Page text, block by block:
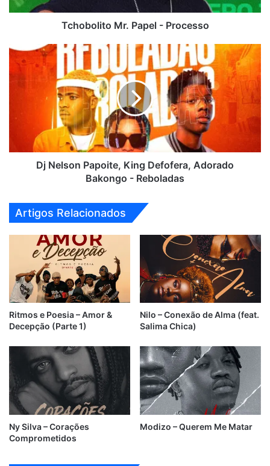
Tchobolito Mr. Papel - Processo
Dj
Nelson
Papoite,
King
Reboladas
Dj Nelson Papoite, King Defofera, Adorado
Bakongo - Reboladas
Artigos Relacionados
Ritmos e Poesia – Amor &
Decepção (Parte 1)
Nilo – Conexão de Alma (feat.
Salima Chica)
Ny Silva – Corações
Comprometidos
Modizo – Querem Me Matar